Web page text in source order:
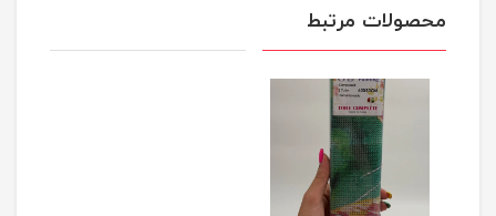
محصولات مرتبط